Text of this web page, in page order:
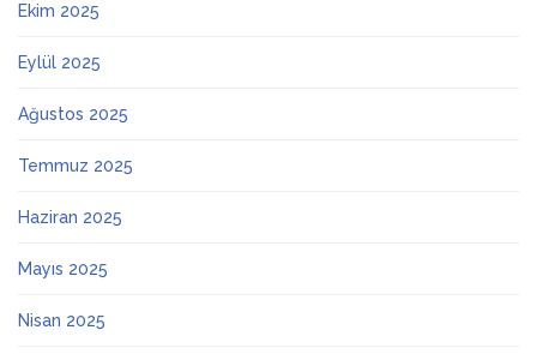
Ekim 2025
Eylül 2025
Ağustos 2025
Temmuz 2025
Haziran 2025
Mayıs 2025
Nisan 2025